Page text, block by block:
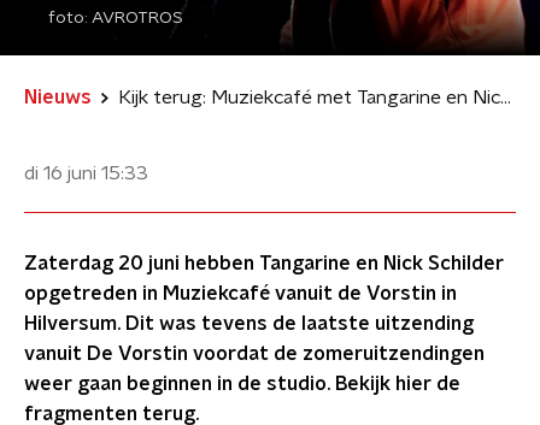
foto: AVROTROS
Nieuws Kijk terug: Muziekcafé met Tangarine en Nick Schilder
di 16 juni 15:33
Zaterdag 20 juni hebben Tangarine en Nick Schilder
opgetreden in Muziekcafé vanuit de Vorstin in
Hilversum. Dit was tevens de laatste uitzending
vanuit De Vorstin voordat de zomeruitzendingen
weer gaan beginnen in de studio. Bekijk hier de
fragmenten terug.